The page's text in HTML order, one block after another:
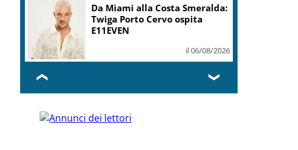
Da Miami alla Costa Smeralda:
Twiga Porto Cervo ospita
E11EVEN
il 06/08/2026
❮ ❯